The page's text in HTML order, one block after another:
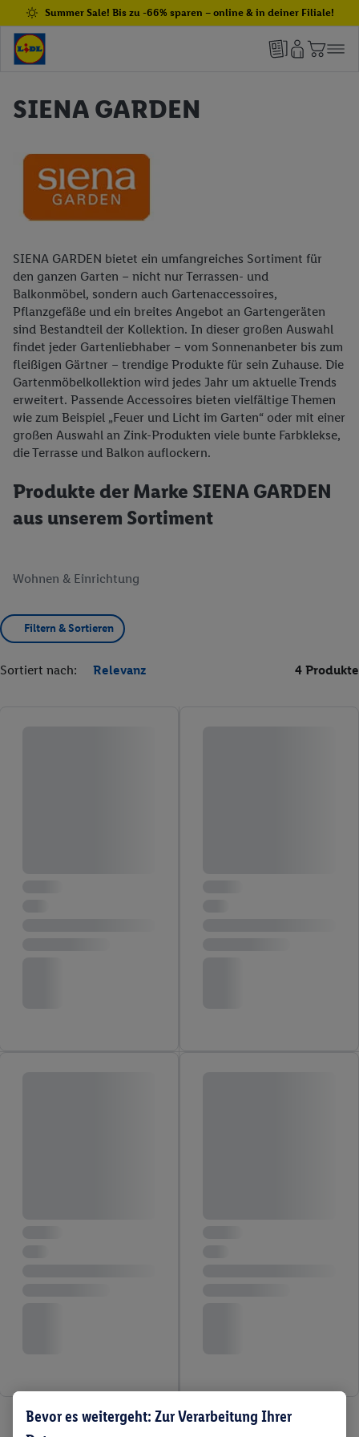
Summer Sale! Bis zu -66% sparen – online & in deiner Filiale!
SIENA GARDEN
SIENA GARDEN bietet ein umfangreiches Sortiment für
den ganzen Garten – nicht nur Terrassen- und
Balkonmöbel, sondern auch Gartenaccessoires,
Pflanzgefäße und ein breites Angebot an Gartengeräten
sind Bestandteil der Kollektion. In dieser großen Auswahl
findet jeder Gartenliebhaber – vom Sonnenanbeter bis zum
fleißigen Gärtner – trendige Produkte für sein Zuhause. Die
Gartenmöbelkollektion wird jedes Jahr um aktuelle Trends
erweitert. Passende Accessoires bieten vielfältige Themen
wie zum Beispiel „Feuer und Licht im Garten“ oder mit einer
großen Auswahl an Zink-Produkten viele bunte Farbklekse,
die Terrasse und Balkon auflockern.
Produkte der Marke SIENA GARDEN
aus unserem Sortiment
Wohnen & Einrichtung
Filtern & Sortieren
Sortiert nach: Relevanz 4 Produkte
4 / 4
Bevor es weitergeht: Zur Verarbeitung Ihrer